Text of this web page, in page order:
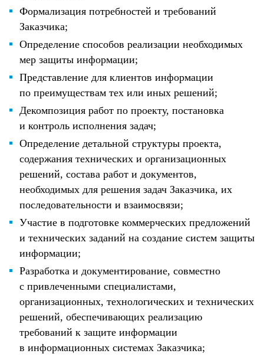
Формализация потребностей и требований
Заказчика;
Определение способов реализации необходимых
мер защиты информации;
Представление для клиентов информации
по преимуществам тех или иных решений;
Декомпозиция работ по проекту, постановка
и контроль исполнения задач;
Определение детальной структуры проекта,
содержания технических и организационных
решений, состава работ и документов,
необходимых для решения задач Заказчика, их
последовательности и взаимосвязи;
Участие в подготовке коммерческих предложений
и технических заданий на создание систем защиты
информации;
Разработка и документирование, совместно
с привлеченными специалистами,
организационных, технологических и технических
решений, обеспечивающих реализацию
требований к защите информации
в информационных системах Заказчика;